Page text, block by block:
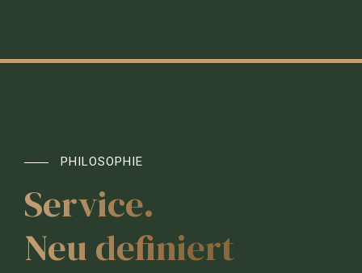
PHILOSOPHIE
Service.
Neu definiert